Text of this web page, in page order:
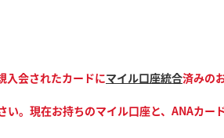
入会されたカードにマイル口座統合済みの
。現在お持ちのマイル口座と、ANAカー